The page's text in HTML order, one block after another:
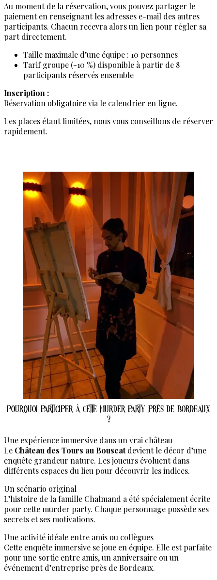
Au moment de la réservation, vous pouvez partager le
paiement en renseignant les adresses e-mail des autres
participants. Chacun recevra alors un lien pour régler sa
part directement.
Taille maximale d’une équipe : 10 personnes
Tarif groupe (-10 %) disponible à partir de 8
participants réservés ensemble
Inscription :
Réservation obligatoire via le calendrier en ligne.
Les places étant limitées, nous vous conseillons de réserver
rapidement.
Pourquoi participer à cette murder party près de Bordeaux
?
Une expérience immersive dans un vrai château
Le Château des Tours au Bouscatdevient le décor d’une
enquête grandeur nature. Les joueurs évoluent dans
différents espaces du lieu pour découvrir les indices.
Un scénario original
L’histoire de la famille Chalmand a été spécialement écrite
pour cette murder party. Chaque personnage possède ses
secrets et ses motivations.
Une activité idéale entre amis ou collègues
Cette enquête immersive se joue en équipe. Elle est parfaite
pour une sortie entre amis, un anniversaire ou un
événement d’entreprise près de Bordeaux.